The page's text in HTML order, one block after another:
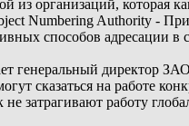
из организаций, которая
Numbering Authority -
способов адресации
генеральный директор
сказаться на работе
не затрагивают работу